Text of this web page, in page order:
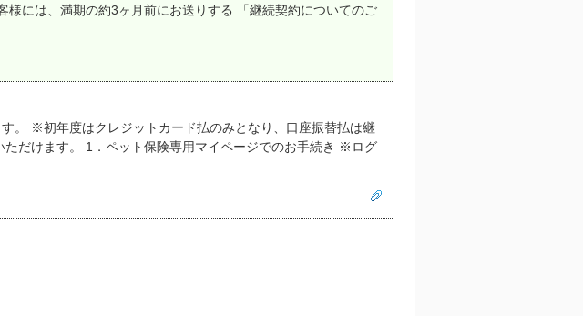
には、満期の約3ヶ月前にお送りする 「継続契約についてのご
。 ※初年度はクレジットカード払のみとなり、口座振替払は継
だけます。 1．ペット保険専用マイページでのお手続き ※ログ